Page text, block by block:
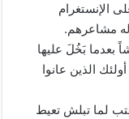
الإنستغرام
مشاعرهم.
بعدما بَخُلَ عليها
الذين عانوا
لما تبلش تعيط